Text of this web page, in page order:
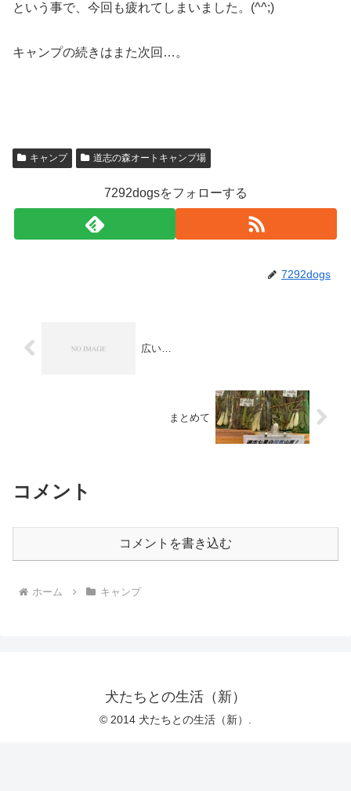
という事で、今回も疲れてしまいました。(^^;)
キャンプの続きはまた次回…。
キャンプ 道志の森オートキャンプ場
7292dogsをフォローする
7292dogs
広い…
まとめて
コメント
コメントを書き込む
ホーム キャンプ
犬たちとの生活（新）
© 2014 犬たちとの生活（新）.